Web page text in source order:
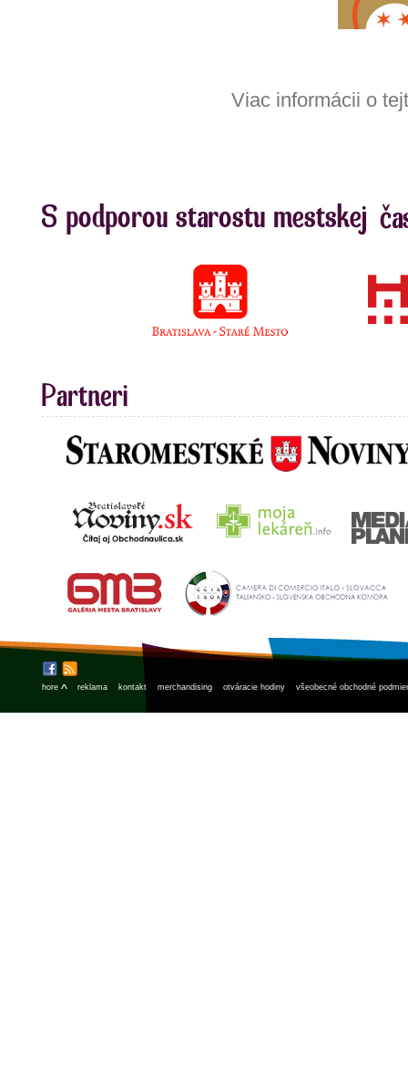
Viac informácii o
hore ^ reklama kontakt merchandising otváracie hodiny všeobecné obchodné